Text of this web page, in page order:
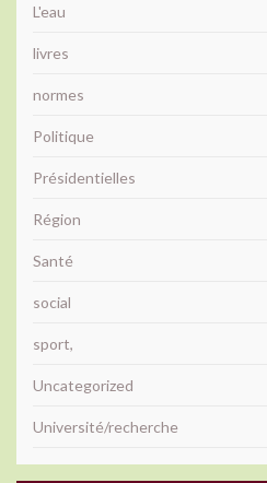
L'eau
livres
normes
Politique
Présidentielles
Région
Santé
social
sport,
Uncategorized
Université/recherche